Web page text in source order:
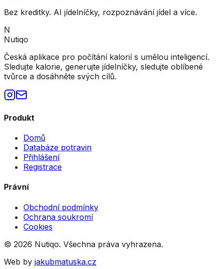
Bez kreditky. AI jídelníčky, rozpoznávání jídel a více.
N
Nutiqo
Česká aplikace pro počítání kalorií s umělou inteligencí.
Sledujte kalorie, generujte jídelníčky, sledujte oblíbené
tvůrce a dosáhněte svých cílů.
Produkt
Domů
Databáze potravin
Přihlášení
Registrace
Právní
Obchodní podmínky
Ochrana soukromí
Cookies
© 2026 Nutiqo. Všechna práva vyhrazena.
Web by jakubmatuska.cz